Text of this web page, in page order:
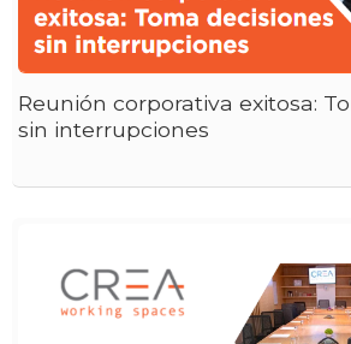
Reunión corporativa exitosa:
sin interrupciones